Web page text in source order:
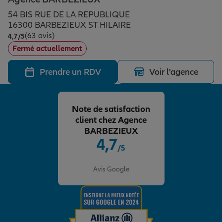
Assurance emprunteur
Prévoyance et dépendance
Assurance animal de compagnie
Protection de la famille
Protection juridique
Épargne & retraite
Plan épargne retraite
Assurance vie
Placements financiers
Investissements immobiliers
Transmission
Vos projets
Partir en vacances
Départ à la retraite
Préparer l’avenir
Conseil assurance
Assurance habitation
Le Pack Famille
Allianz en France
54 BIS RUE DE LA REPUBLIQUE
16300 BARBEZIEUX ST HILAIRE
4,7/5Note de 4.7 sur 5
(63 avis)
Fermé actuellement
Prendre un RDV Voir l'agence
4,7/5
Avis Google
Note de satisfaction
client chez Agence
BARBEZIEUX